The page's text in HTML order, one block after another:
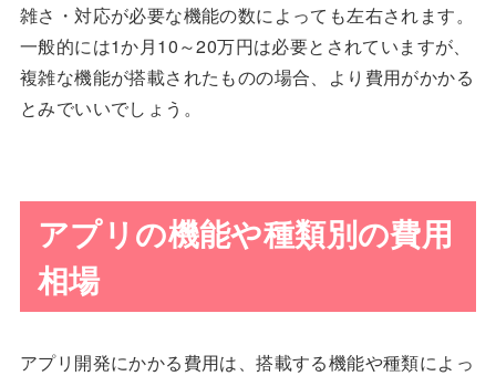
雑さ・対応が必要な機能の数によっても左右されます。
一般的には1か月10～20万円は必要とされていますが、
複雑な機能が搭載されたものの場合、より費用がかかる
とみでいいでしょう。
アプリの機能や種類別の費用
相場
アプリ開発にかかる費用は、搭載する機能や種類によっ